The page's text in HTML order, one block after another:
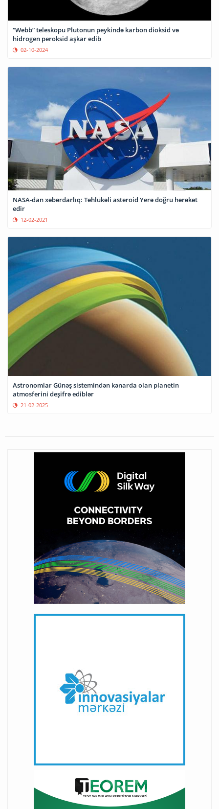
“Webb” teleskopu Plutonun peykində karbon dioksid və
hidrogen peroksid aşkar edib
02-10-2024
NASA-dan xəbərdarlıq: Təhlükəli asteroid Yerə doğru hərəkət
edir
12-02-2021
Astronomlar Günəş sistemindən kənarda olan planetin
atmosferini deşifrə ediblər
21-02-2025